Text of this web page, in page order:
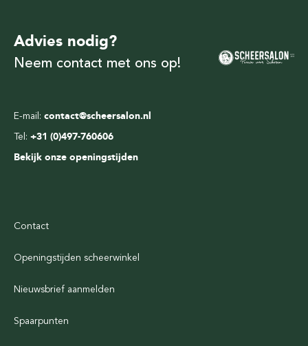
E-mail: contact@scheersalon.nl
Tel: +31 (0)497-760606
Bekijk onze openingstijden
Advies nodig?
Neem contact met ons op!
Contact
Openingstijden scheerwinkel
Nieuwsbrief aanmelden
Spaarpunten